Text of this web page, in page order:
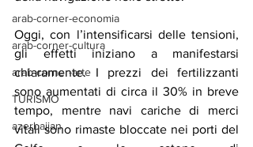
arab-corner-economia
arab-corner-cultura
arab-corner-arte
TURISMO
azerbaijan
Oggi, con l’intensificarsi delle tensioni,
gli effetti iniziano a manifestarsi
chiaramente. I prezzi dei fertilizzanti
sono aumentati di circa il 30% in breve
tempo, mentre navi cariche di merci
vitali sono rimaste bloccate nei porti del